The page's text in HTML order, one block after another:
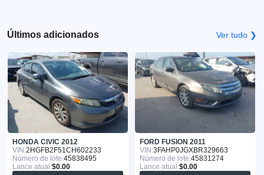
Últimos adicionados Ver tudo ❯
HONDA CIVIC 2012
VIN:2HGFB2F51CH602233
Número de lote:45838495
Lance atual:$0.00
FORD FUSION 2011
VIN:3FAHP0JGXBR329663
Número de lote:45831274
Lance atual:$0.00